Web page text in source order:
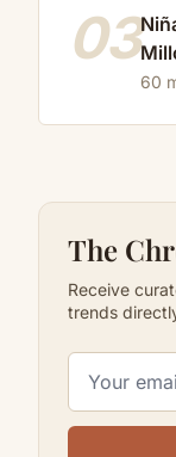
03
60
The
Receive
trends